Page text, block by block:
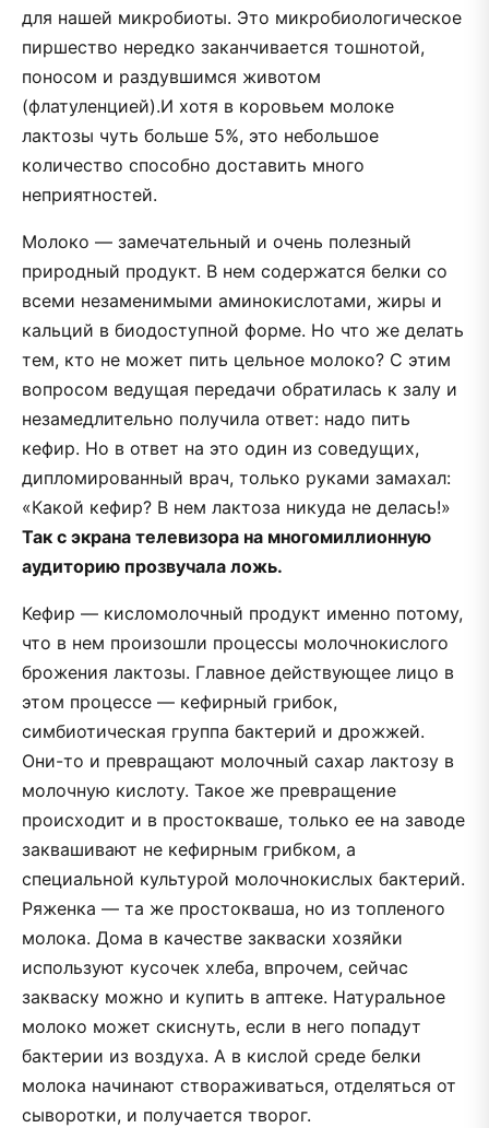
для нашей микробиоты. Это микробиологическое
пиршество нередко заканчивается тошнотой,
поносом и раздувшимся животом
(флатуленцией).И хотя в коровьем молоке
лактозы чуть больше 5%, это небольшое
количество способно доставить много
неприятностей.
Молоко — замечательный и очень полезный
природный продукт. В нем содержатся белки со
всеми незаменимыми аминокислотами, жиры и
кальций в биодоступной форме. Но что же делать
тем, кто не может пить цельное молоко? С этим
вопросом ведущая передачи обратилась к залу и
незамедлительно получила ответ: надо пить
кефир. Но в ответ на это один из соведущих,
дипломированный врач, только руками замахал:
«Какой кефир? В нем лактоза никуда не делась!»
Так с экрана телевизора на многомиллионную
аудиторию прозвучала ложь.
Кефир — кисломолочный продукт именно потому,
что в нем произошли процессы молочнокислого
брожения лактозы. Главное действующее лицо в
этом процессе — кефирный грибок,
симбиотическая группа бактерий и дрожжей.
Они-то и превращают молочный сахар лактозу в
молочную кислоту. Такое же превращение
происходит и в простокваше, только ее на заводе
заквашивают не кефирным грибком, а
специальной культурой молочнокислых бактерий.
Ряженка — та же простокваша, но из топленого
молока. Дома в качестве закваски хозяйки
используют кусочек хлеба, впрочем, сейчас
закваску можно и купить в аптеке. Натуральное
молоко может скиснуть, если в него попадут
бактерии из воздуха. А в кислой среде белки
молока начинают створаживаться, отделяться от
сыворотки, и получается творог.